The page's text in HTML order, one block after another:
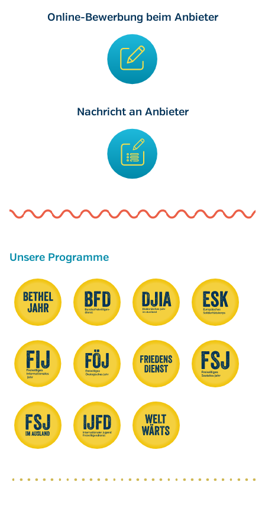
Online-Bewerbung beim Anbieter
Nachricht an Anbieter
Unsere Programme